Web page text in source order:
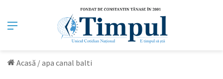
Meniu
Acasă /apa canal balti